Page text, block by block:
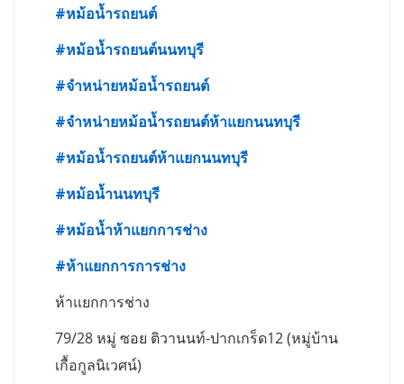
#หม้อน้ำรถยนต์
#หม้อน้ำรถยนต์นนทบุรี
#จำหน่ายหม้อน้ำรถยนต์
#จำหน่ายหม้อน้ำรถยนต์ห้าแยกนนทบุรี
#หม้อน้ำรถยนต์ห้าแยกนนทบุรี
#หม้อน้ำนนทบุรี
#หม้อน้ำห้าแยกการช่าง
#ห้าแยกการการช่าง
ห้าแยกการช่าง
79/28 หมู่ ซอย ติวานนท์-ปากเกร็ด12 (หมู่บ้าน
เกื้อกูลนิเวศน์)